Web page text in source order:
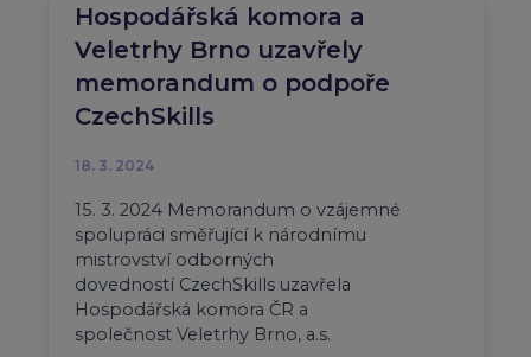
Hospodářská komora a
Veletrhy Brno uzavřely
memorandum o podpoře
CzechSkills
18. 3. 2024
15. 3. 2024 Memorandum o vzájemné
spolupráci směřující k národnímu
mistrovství odborných
dovedností CzechSkills uzavřela
Hospodářská komora ČR a
společnost Veletrhy Brno, a.s.